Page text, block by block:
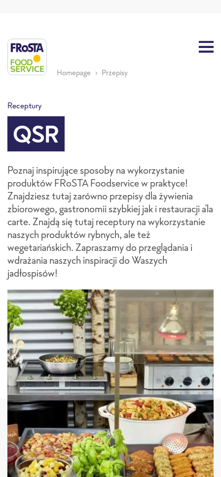
Homepage Przepisy
Receptury
QSR
Poznaj inspirujące sposoby na wykorzystanie
produktów FRoSTA Foodservice w praktyce!
Znajdziesz tutaj zarówno przepisy dla żywienia
zbiorowego, gastronomii szybkiej jak i restauracji a'la
carte. Znajdą się tutaj receptury na wykorzystanie
naszych produktów rybnych, ale też
wegetariańskich. Zapraszamy do przeglądania i
wdrażania naszych inspiracji do Waszych
jadłospisów!